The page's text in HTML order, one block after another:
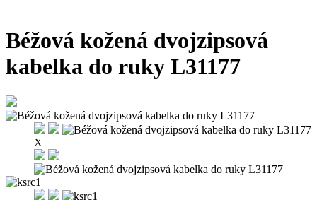
Béžová kožená dvojzipsová
kabelka do ruky L31177
X